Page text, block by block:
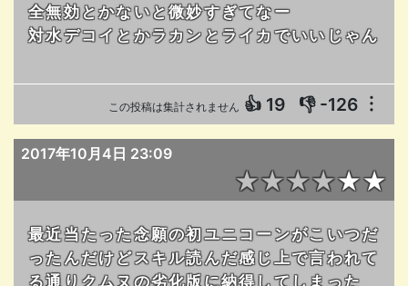
全無効とかないと微妙すぎてなー
対水デコイとかラカンとライカでいいじゃん
この投稿は集計されません 👍 19 👎 -126 ︙
2017年10月4日 23:09
★★★★★★
最近当たった念願の初ユニコーンがこいつだ
ったんだけどスキル読んだ感じ上で言われて
る通りクムヌの劣化版に納得してしまった